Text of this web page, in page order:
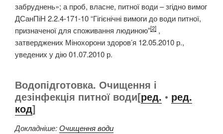
забруднень»; а проб, власне, питної води – згідно вимог
ДСанПіН 2.2.4-171-10 “Гігієнічні вимоги до води питної,
призначеної для споживання людиною”[2] ,
затверджених Мінохорони здоров’я 12.05.2010 р.,
уведених у дію 01.07.2010 р.
Водопідготовка. Очищення і
дезінфекція питної води[ред. • ред.
код]
Докладніше:Очищення води